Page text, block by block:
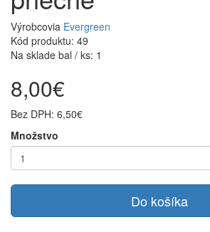
Výrobcovia Evergreen
Kód produktu: 49
Na sklade bal / ks: 1
8,00€
Bez DPH: 6,50€
Množstvo
Do košíka